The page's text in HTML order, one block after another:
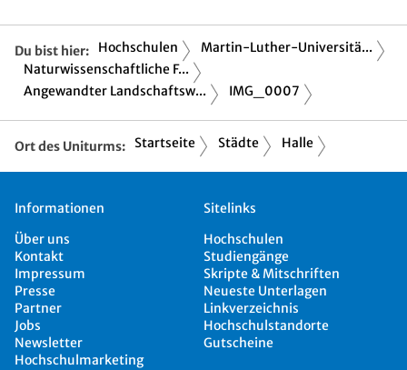
Du bist hier: Hochschulen
Martin-Luther-Universitä...
Naturwissenschaftliche F...
Angewandter Landschaftsw...
IMG_0007
Ort des Uniturms: Startseite Städte Halle
Informationen
Über uns
Kontakt
Impressum
Presse
Partner
Jobs
Newsletter
Hochschulmarketing
Sitelinks
Hochschulen
Studiengänge
Skripte & Mitschriften
Neueste Unterlagen
Linkverzeichnis
Hochschulstandorte
Gutscheine